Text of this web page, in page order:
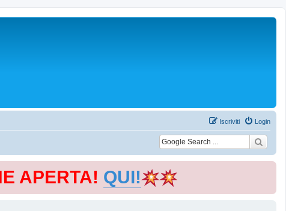
Login
Iscriviti
APERTA! QUI!